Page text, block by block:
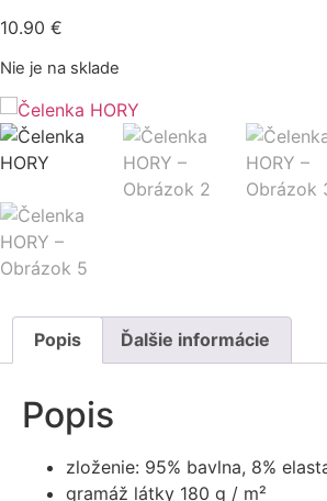
10.90 €
Nie je na sklade
Popis Ďalšie informácie
Popis
zloženie: 95% bavlna, 8%
gramáž látky 180 g / m²